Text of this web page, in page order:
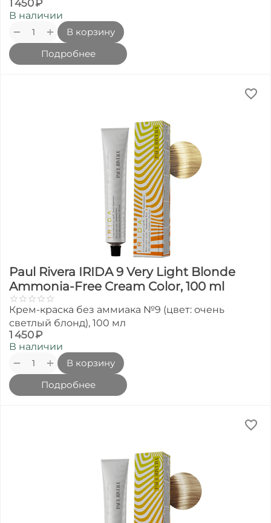
1 450₽
В наличии
+
−
В корзину
Подробнее
Paul Rivera IRIDA 9 Very Light Blonde
Ammonia-Free Cream Color, 100 ml
Крем-краска без аммиака №9 (цвет: очень
светлый блонд), 100 мл
1 450₽
В наличии
+
−
В корзину
Подробнее